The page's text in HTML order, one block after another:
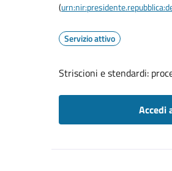
(
Servizio attivo
Striscioni e stendardi:
Accedi